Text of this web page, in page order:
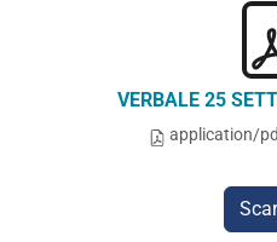
VERBALE 25
application/